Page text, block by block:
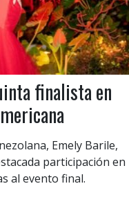
finalista en
Emely Barile,
participación en
al evento final.